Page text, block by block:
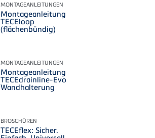
MONTAGEANLEITUNGEN
Montageanleitung
TECEloop
(flächenbündig)
MONTAGEANLEITUNGEN
Montageanleitung
TECEdrainline-Evo
Wandhalterung
BROSCHÜREN
TECEflex: Sicher.